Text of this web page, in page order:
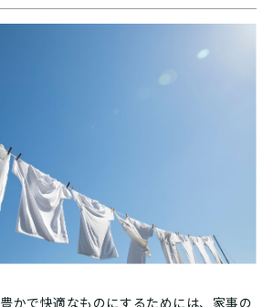
かで快適なものにするためには、家事の